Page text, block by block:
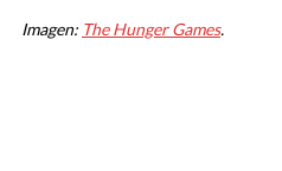
Imagen: The Hunger Games.